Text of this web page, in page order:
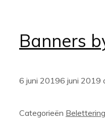
Banners
6 juni 20196 juni 2019
Categorieën Belettering